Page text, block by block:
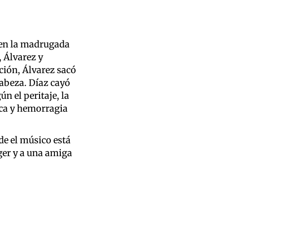
la madrugada
Álvarez y
Álvarez sacó
Díaz cayó
el peritaje, la
y hemorragia
el músico está
y a una amiga